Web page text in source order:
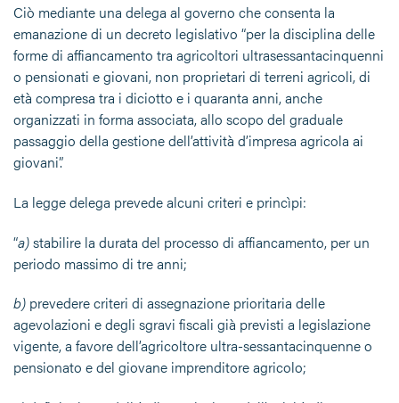
Ciò mediante una delega al governo che consenta la
emanazione di un decreto legislativo “per la disciplina delle
forme di affiancamento tra agricoltori ultrasessantacinquenni
o pensionati e giovani, non proprietari di terreni agricoli, di
età compresa tra i diciotto e i quaranta anni, anche
organizzati in forma associata, allo scopo del graduale
passaggio della gestione dell’attività d’impresa agricola ai
giovani”.
La legge delega prevede alcuni criteri e princìpi:
“a)stabilire la durata del processo di affiancamento, per un
periodo massimo di tre anni;
b) prevedere criteri di assegnazione prioritaria delle
agevolazioni e degli sgravi fiscali già previsti a legislazione
vigente, a favore dell’agricoltore ultra-sessantacinquenne o
pensionato e del giovane imprenditore agricolo;